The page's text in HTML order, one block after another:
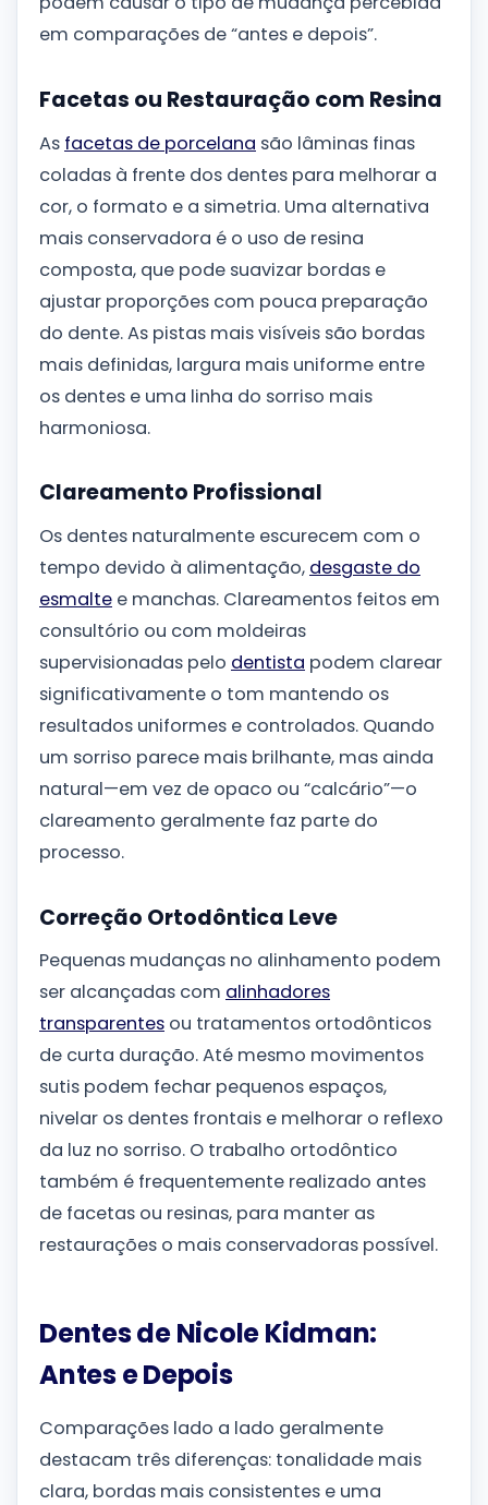
em comparações de “antes e depois”.
Facetas ou Restauração com Resina
As facetas de porcelana são lâminas finas
coladas à frente dos dentes para melhorar a
cor, o formato e a simetria. Uma alternativa
mais conservadora é o uso de resina
composta, que pode suavizar bordas e
ajustar proporções com pouca preparação
do dente. As pistas mais visíveis são bordas
mais definidas, largura mais uniforme entre
os dentes e uma linha do sorriso mais
harmoniosa.
Clareamento Profissional
Os dentes naturalmente escurecem com o
tempo devido à alimentação, desgaste do
esmalte e manchas. Clareamentos feitos em
consultório ou com moldeiras
supervisionadas pelo dentista podem clarear
significativamente o tom mantendo os
resultados uniformes e controlados. Quando
um sorriso parece mais brilhante, mas ainda
natural—em vez de opaco ou “calcário”—o
clareamento geralmente faz parte do
processo.
Correção Ortodôntica Leve
Pequenas mudanças no alinhamento podem
ser alcançadas com alinhadores
transparentes ou tratamentos ortodônticos
de curta duração. Até mesmo movimentos
sutis podem fechar pequenos espaços,
nivelar os dentes frontais e melhorar o reflexo
da luz no sorriso. O trabalho ortodôntico
também é frequentemente realizado antes
de facetas ou resinas, para manter as
restaurações o mais conservadoras possível.
Dentes de Nicole Kidman:
Antes e Depois
Comparações lado a lado geralmente
destacam três diferenças: tonalidade mais
clara, bordas mais consistentes e uma